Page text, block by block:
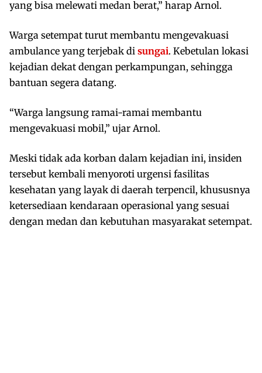
yang bisa melewati medan berat,” harap Arnol.
Warga setempat turut membantu mengevakuasi
ambulance yang terjebak di sungai. Kebetulan lokasi
kejadian dekat dengan perkampungan, sehingga
bantuan segera datang.
“Warga langsung ramai-ramai membantu
mengevakuasi mobil,” ujar Arnol.
Meski tidak ada korban dalam kejadian ini, insiden
tersebut kembali menyoroti urgensi fasilitas
kesehatan yang layak di daerah terpencil, khususnya
ketersediaan kendaraan operasional yang sesuai
dengan medan dan kebutuhan masyarakat setempat.